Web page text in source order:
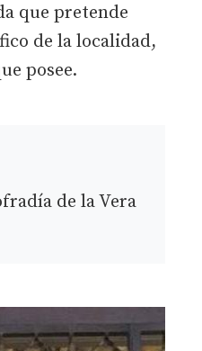
que pretende
de la localidad,
posee.
de la Vera